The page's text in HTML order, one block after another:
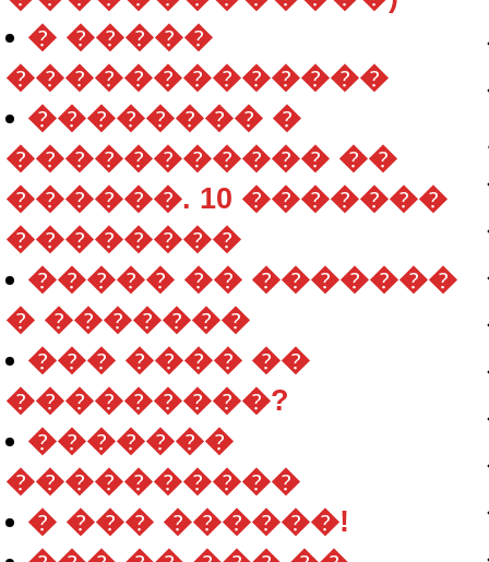
� �����
�������������
�������� �
����������� ��
������. 10 �������
��������
����� �� �������
� �������
��� ���� ��
���������?
�������
����������
� ��� ������!